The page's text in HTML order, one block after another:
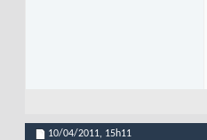
10/04/2011, 15h11